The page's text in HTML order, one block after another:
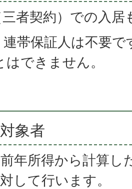
者契約）での入居
帯保証人は不要で
できません。
象者
所得から計算し
して行います。